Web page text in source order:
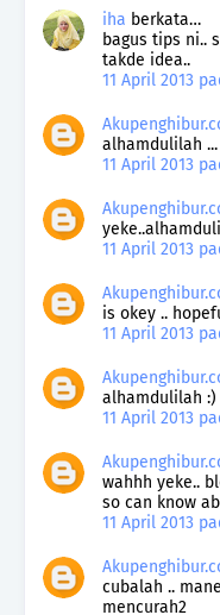
iha berkata…
bagus tips ni..
takde idea..
11 April 2013
alhamdulilah
11 April 2013
11 April 2013
is okey ..
11 April 2013
alhamdulilah
11 April 2013
wahhh yeke..
so can know
11 April 2013
cubalah ..
mencurah2